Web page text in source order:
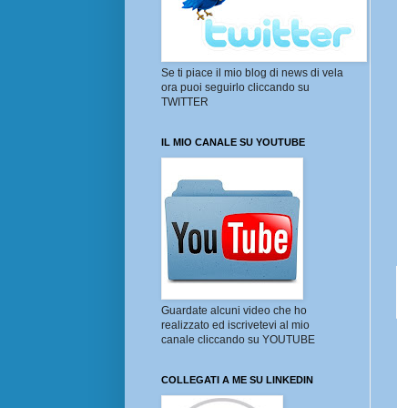
Se ti piace il mio blog di news di vela
ora puoi seguirlo cliccando su
TWITTER
IL MIO CANALE SU YOUTUBE
Guardate alcuni video che ho
realizzato ed iscrivetevi al mio
canale cliccando su YOUTUBE
COLLEGATI A ME SU LINKEDIN